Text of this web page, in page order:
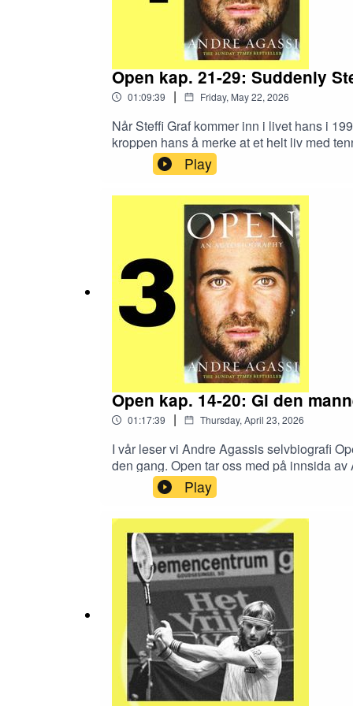
Open kap. 21-29: Suddenly
01:09:39 | Friday, May 22, 2026
Når Steffi Graf kommer inn i livet hans i
kroppen hans å merke at et helt liv med
vi Andre Agassis selvbiografi Open, del
gang. Open tar oss med på innsida av
på tennishistorier.no/open.00:00:00 Hele
Tatoveringer: Spørre partner først eller
perfekte match av spiller og
hjelper du podcasten å vokse:Spotify: Gi
oss noen stjerner.Sosiale medier: Del
post@tennishistorier.no.---Innspilt i
Play
Open kap. 14-20: Gi den
01:17:39 | Thursday, April 23, 2026
I vår leser vi Andre Agassis selvbiografi
den gang. Open tar oss med på innsida
tennishistorier.no/open.Tredje episode:
kjæreste med Barbra Streisand og
1995 - Pete Sampras, selvsagt - begynner
2026.Medvirkende/produksjon: Jostein
Play